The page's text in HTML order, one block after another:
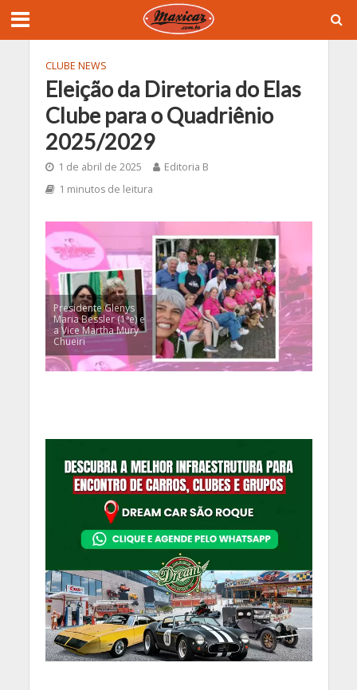
CLUBE NEWS
Eleição da Diretoria do Elas
Clube para o Quadriênio
2025/2029
1 de abril de 2025
Editoria B
1 minutos de leitura
Presidente Glenys
Maria Bessler (1ªe) e
a Vice Martha Mury
Chueiri